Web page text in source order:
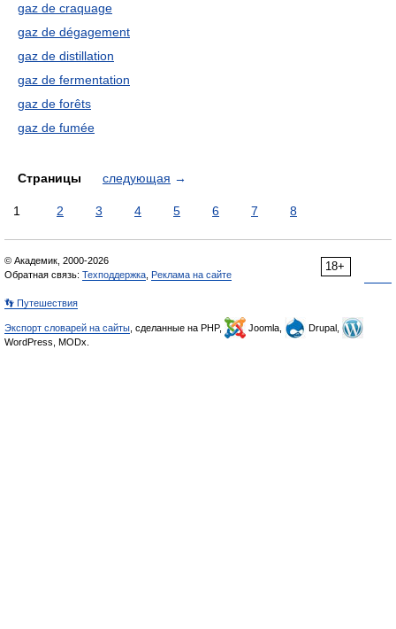
gaz de craquage
gaz de dégagement
gaz de distillation
gaz de fermentation
gaz de forêts
gaz de fumée
Страницы следующая →
1 2 3 4 5 6 7 8
18+
© Академик, 2000-2026
Обратная связь: Техподдержка Реклама на сайте
👣 Путешествия
Экспорт словарей на сайты , сделанные на PHP, Joomla,
Drupal,
WordPress, MODx.